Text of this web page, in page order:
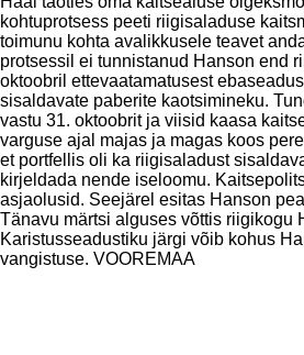
kohtuprotsess peeti riigisaladuse
toimunu kohta avalikkusele teavet
protsessil ei tunnistanud Hanson end
oktoobril ettevaatamatusest
sisaldavate paberite kaotsimineku.
vastu 31. oktoobrit ja viisid kaasa
varguse ajal majas ja magas koos
et portfellis oli ka riigisaladust
kirjeldada nende iseloomu.
asjaolusid. Seejärel esitas Hanson
Tänavu märtsi alguses võttis riigikogu
Karistusseadustiku järgi võib kohus
vangistuse. VOOREMAA